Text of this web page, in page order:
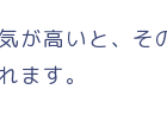
が高いと、そ
ます。